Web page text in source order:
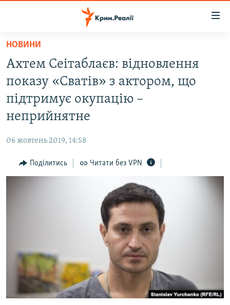
Перейти
основного
матеріалу
Перейти
до
основної
Перейти
пошуку
ВІДЕО ТА ФОТО
ПОЛІТИКА
ІНТЕРВ'Ю
СВІДЧЕННЯ ОКУПАЦІЇ
УКРАЇНСЬКА ПРОБЛЕМА КРИМУ
ІНФОГРАФІКА
ЯК ОБІЙТИ БЛОКУВАННЯ
Qırımtatar
ДОЛУЧАЙСЯ!
НОВИНИ
Ахтем Сеітаблаєв: відновлення
показу «Сватів» з актором, що
підтримує окупацію –
неприйнятне
06 жовтень 2019, 14:58
Поділитись Читати без VPN